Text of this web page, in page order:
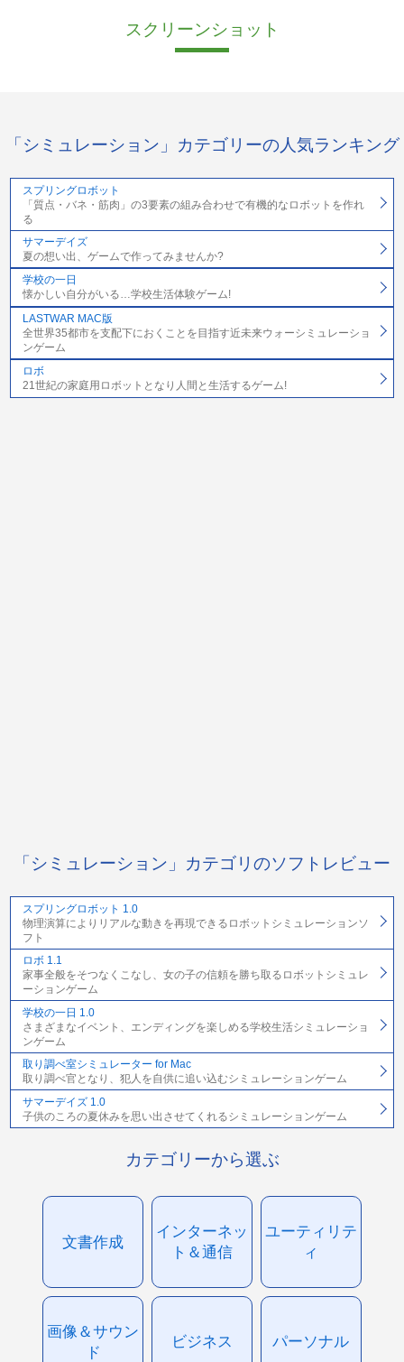
スクリーンショット
「シミュレーション」カテゴリーの人気ランキング
スプリングロボット
「質点・バネ・筋肉」の3要素の組み合わせで有機的なロボットを作れ
る
サマーデイズ
夏の想い出、ゲームで作ってみませんか?
学校の一日
懐かしい自分がいる…学校生活体験ゲーム!
LASTWAR MAC版
全世界35都市を支配下におくことを目指す近未来ウォーシミュレーショ
ンゲーム
ロボ
21世紀の家庭用ロボットとなり人間と生活するゲーム!
「シミュレーション」カテゴリのソフトレビュー
スプリングロボット 1.0
物理演算によりリアルな動きを再現できるロボットシミュレーションソ
フト
ロボ 1.1
家事全般をそつなくこなし、女の子の信頼を勝ち取るロボットシミュレ
ーションゲーム
学校の一日 1.0
さまざまなイベント、エンディングを楽しめる学校生活シミュレーショ
ンゲーム
取り調べ室シミュレーター for Mac
取り調べ官となり、犯人を自供に追い込むシミュレーションゲーム
サマーデイズ 1.0
子供のころの夏休みを思い出させてくれるシミュレーションゲーム
カテゴリーから選ぶ
文書作成
インターネッ
ト＆通信
ユーティリテ
ィ
画像＆サウン
ド
ビジネス パーソナル